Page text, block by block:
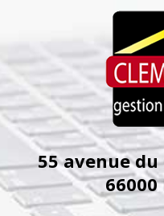
55 avenue
66000